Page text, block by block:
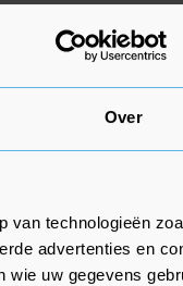
Over
van technologieën
advertenties en
wie uw gegevens